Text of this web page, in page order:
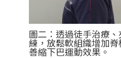
圖二：透過徒手治療
練，放鬆軟組織增加
善縮下巴運動效果。